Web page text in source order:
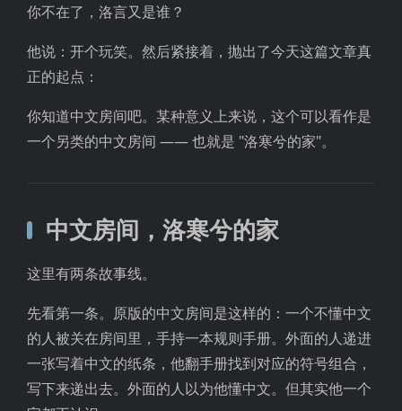
你不在了，洛言又是谁？
他说：开个玩笑。然后紧接着，抛出了今天这篇文章真
正的起点：
你知道中文房间吧。某种意义上来说，这个可以看作是
一个另类的中文房间 —— 也就是 "洛寒兮的家"。
中文房间，洛寒兮的家
这里有两条故事线。
先看第一条。原版的中文房间是这样的：一个不懂中文
的人被关在房间里，手持一本规则手册。外面的人递进
一张写着中文的纸条，他翻手册找到对应的符号组合，
写下来递出去。外面的人以为他懂中文。但其实他一个